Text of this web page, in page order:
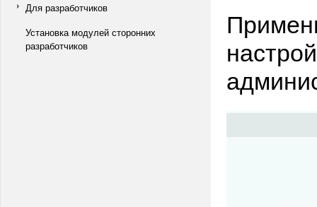
Для разработчиков
Установка модулей сторонних
разработчиков